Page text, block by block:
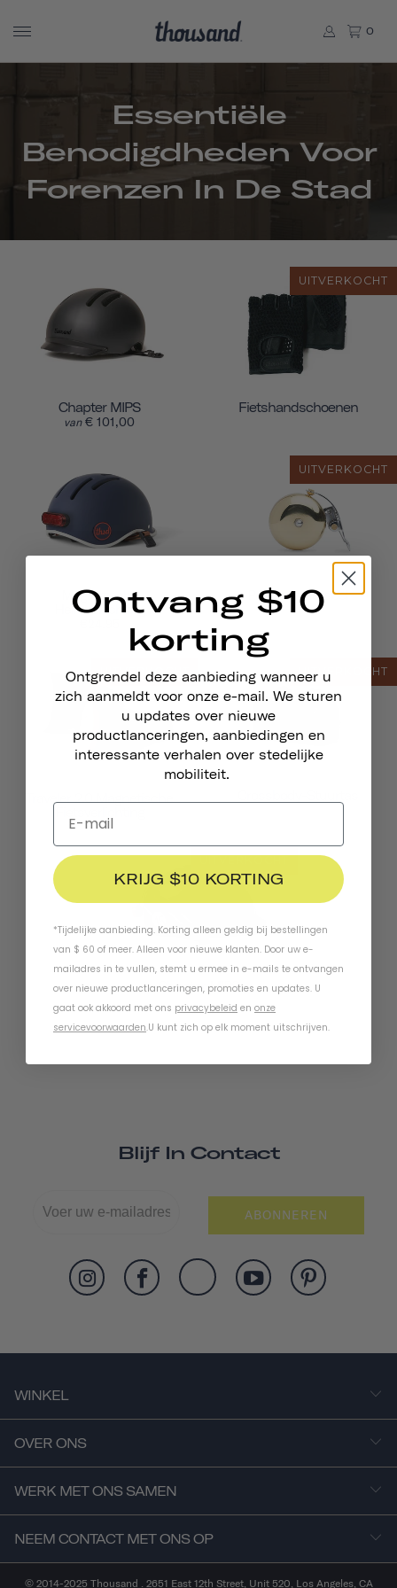
0
Essentiële
Benodigdheden Voor
Forenzen In De Stad
Chapter MIPS
van € 101,00
UITVERKOCHT
Fietshandschoenen
Magnetische
Helmverlichting
UITVERKOCHT
Pennant Fietsbel
UITVERKOCHT
Traveler 2.0 Magnetische
UITVERKOCHT
UITVERKOCHT
Chapter MIPS
Blijf In Contact
ABONNEREN
WINKEL
OVER ONS
WERK MET ONS SAMEN
NEEM CONTACT MET ONS OP
© 2014-2025 Thousand . 2651 East 12th Street, Unit 520, Los Angeles, CA
Ontvang $10
korting
Ontgrendel deze aanbieding wanneer u
zich aanmeldt voor onze e-mail. We sturen
u updates over nieuwe
productlanceringen, aanbiedingen en
interessante verhalen over stedelijke
mobiliteit.
KRIJG $10 KORTING
*Tijdelijke aanbieding. Korting alleen geldig bij bestellingen
van $ 60 of meer. Alleen voor nieuwe klanten. Door uw e-
mailadres in te vullen, stemt u ermee in e-mails te ontvangen
over nieuwe productlanceringen, promoties en updates. U
gaat ook akkoord met ons privacybeleid en onze
servicevoorwaarden.U kunt zich op elk moment uitschrijven.